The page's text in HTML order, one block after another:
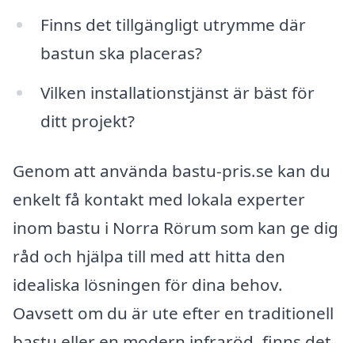
Finns det tillgängligt utrymme där
bastun ska placeras?
Vilken installationstjänst är bäst för
ditt projekt?
Genom att använda bastu-pris.se kan du
enkelt få kontakt med lokala experter
inom bastu i Norra Rörum som kan ge dig
råd och hjälpa till med att hitta den
idealiska lösningen för dina behov.
Oavsett om du är ute efter en traditionell